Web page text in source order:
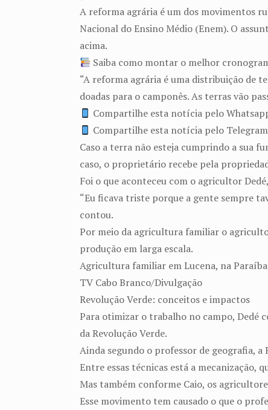
A reforma agrária é um dos movimentos
Nacional do Ensino Médio (Enem). O
acima.
Saiba como montar o melhor
“A reforma agrária é uma distribuição de
doadas para o camponês. As terras vão
Compartilhe esta notícia pelo
Compartilhe esta notícia pelo Telegram
Caso a terra não esteja cumprindo a sua
caso, o proprietário recebe pela
Foi o que aconteceu com o agricultor
“Eu ficava triste porque a gente sempre
contou.
Por meio da agricultura familiar o
produção em larga escala.
Agricultura familiar em Lucena, na Paraíba
TV Cabo Branco/Divulgação
Revolução Verde: conceitos e impactos
Para otimizar o trabalho no campo, Dedé
da Revolução Verde.
Ainda segundo o professor de geografia,
Entre essas técnicas está a mecanização,
Mas também conforme Caio, os
Esse movimento tem causado o que o